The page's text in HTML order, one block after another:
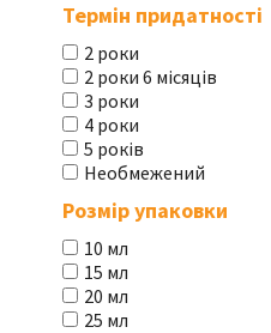
Термін придатності
2 роки
2 роки 6 місяців
3 роки
4 роки
5 років
Необмежений
Розмір упаковки
10 мл
15 мл
20 мл
25 мл